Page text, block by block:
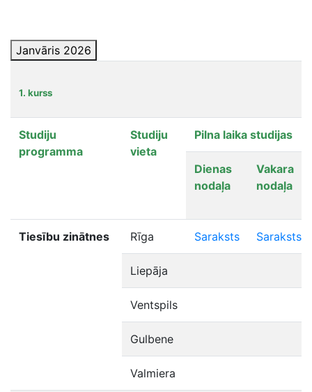
Janvāris 2026
1. kurss
Studiju
programma
Studiju
vieta
Pilna laika studijas
Dienas
nodaļa
Vakara
nodaļa
Tiesību zinātnes Rīga Saraksts Saraksts
Liepāja
Ventspils
Gulbene
Valmiera